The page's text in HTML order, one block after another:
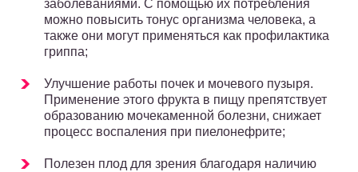
заболеваниями. С помощью их потребления
можно повысить тонус организма человека, а
также они могут применяться как профилактика
гриппа;
Улучшение работы почек и мочевого пузыря.
Применение этого фрукта в пищу препятствует
образованию мочекаменной болезни, снижает
процесс воспаления при пиелонефрите;
Полезен плод для зрения благодаря наличию